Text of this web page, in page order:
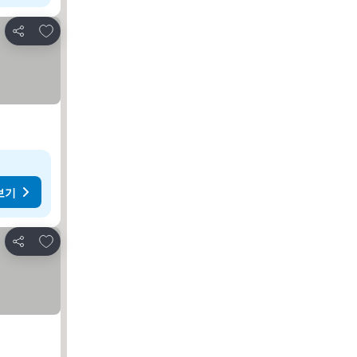
공유
즐겨찾기에 추가
기
공유
즐겨찾기에 추가